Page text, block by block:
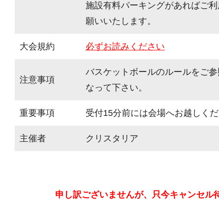
施設有料パーキングがあればご
願いいたします。
大会規約 必ずお読みください
注意事項
バスケットボールのルールをご
なって下さい。
重要事項 受付15分前には会場へお越しく
主催者 クリスタリア
申し訳ございませんが、只今キャンセル